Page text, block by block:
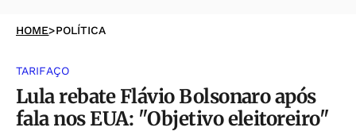
HOME>POLÍTICA
TARIFAÇO
Lula rebate Flávio Bolsonaro após
fala nos EUA: "Objetivo eleitoreiro"